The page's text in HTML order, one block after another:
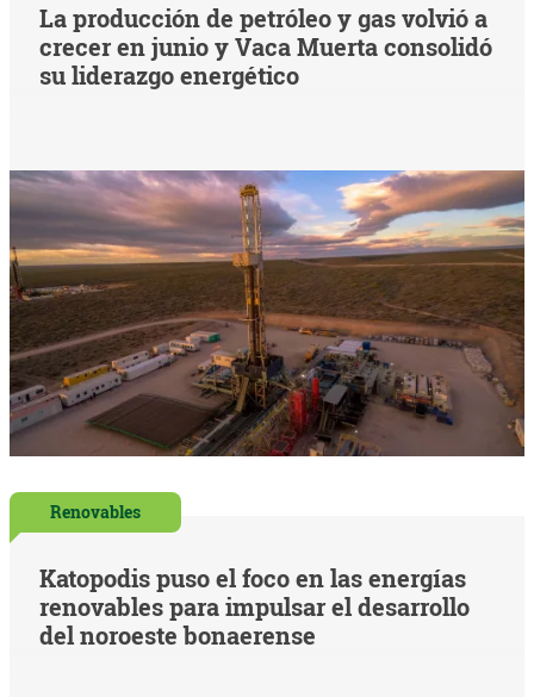
La producción de petróleo y gas volvió a
crecer en junio y Vaca Muerta consolidó
su liderazgo energético
Renovables
Katopodis puso el foco en las energías
renovables para impulsar el desarrollo
del noroeste bonaerense